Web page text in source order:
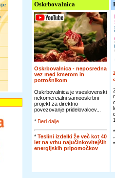
Oskrbovalnica
Oskrbovalnica - neposredna
vez med kmetom in
potrošnikom
Oskrbovalnica je vseslovenski
nekomercialni samooskrbni
projekt za direktno
povezovanje pridelovalcev...
* Beri dalje
* Teslini izdelki že več kot 40
let na vrhu najučinkovitejših
energijskih pripomočkov